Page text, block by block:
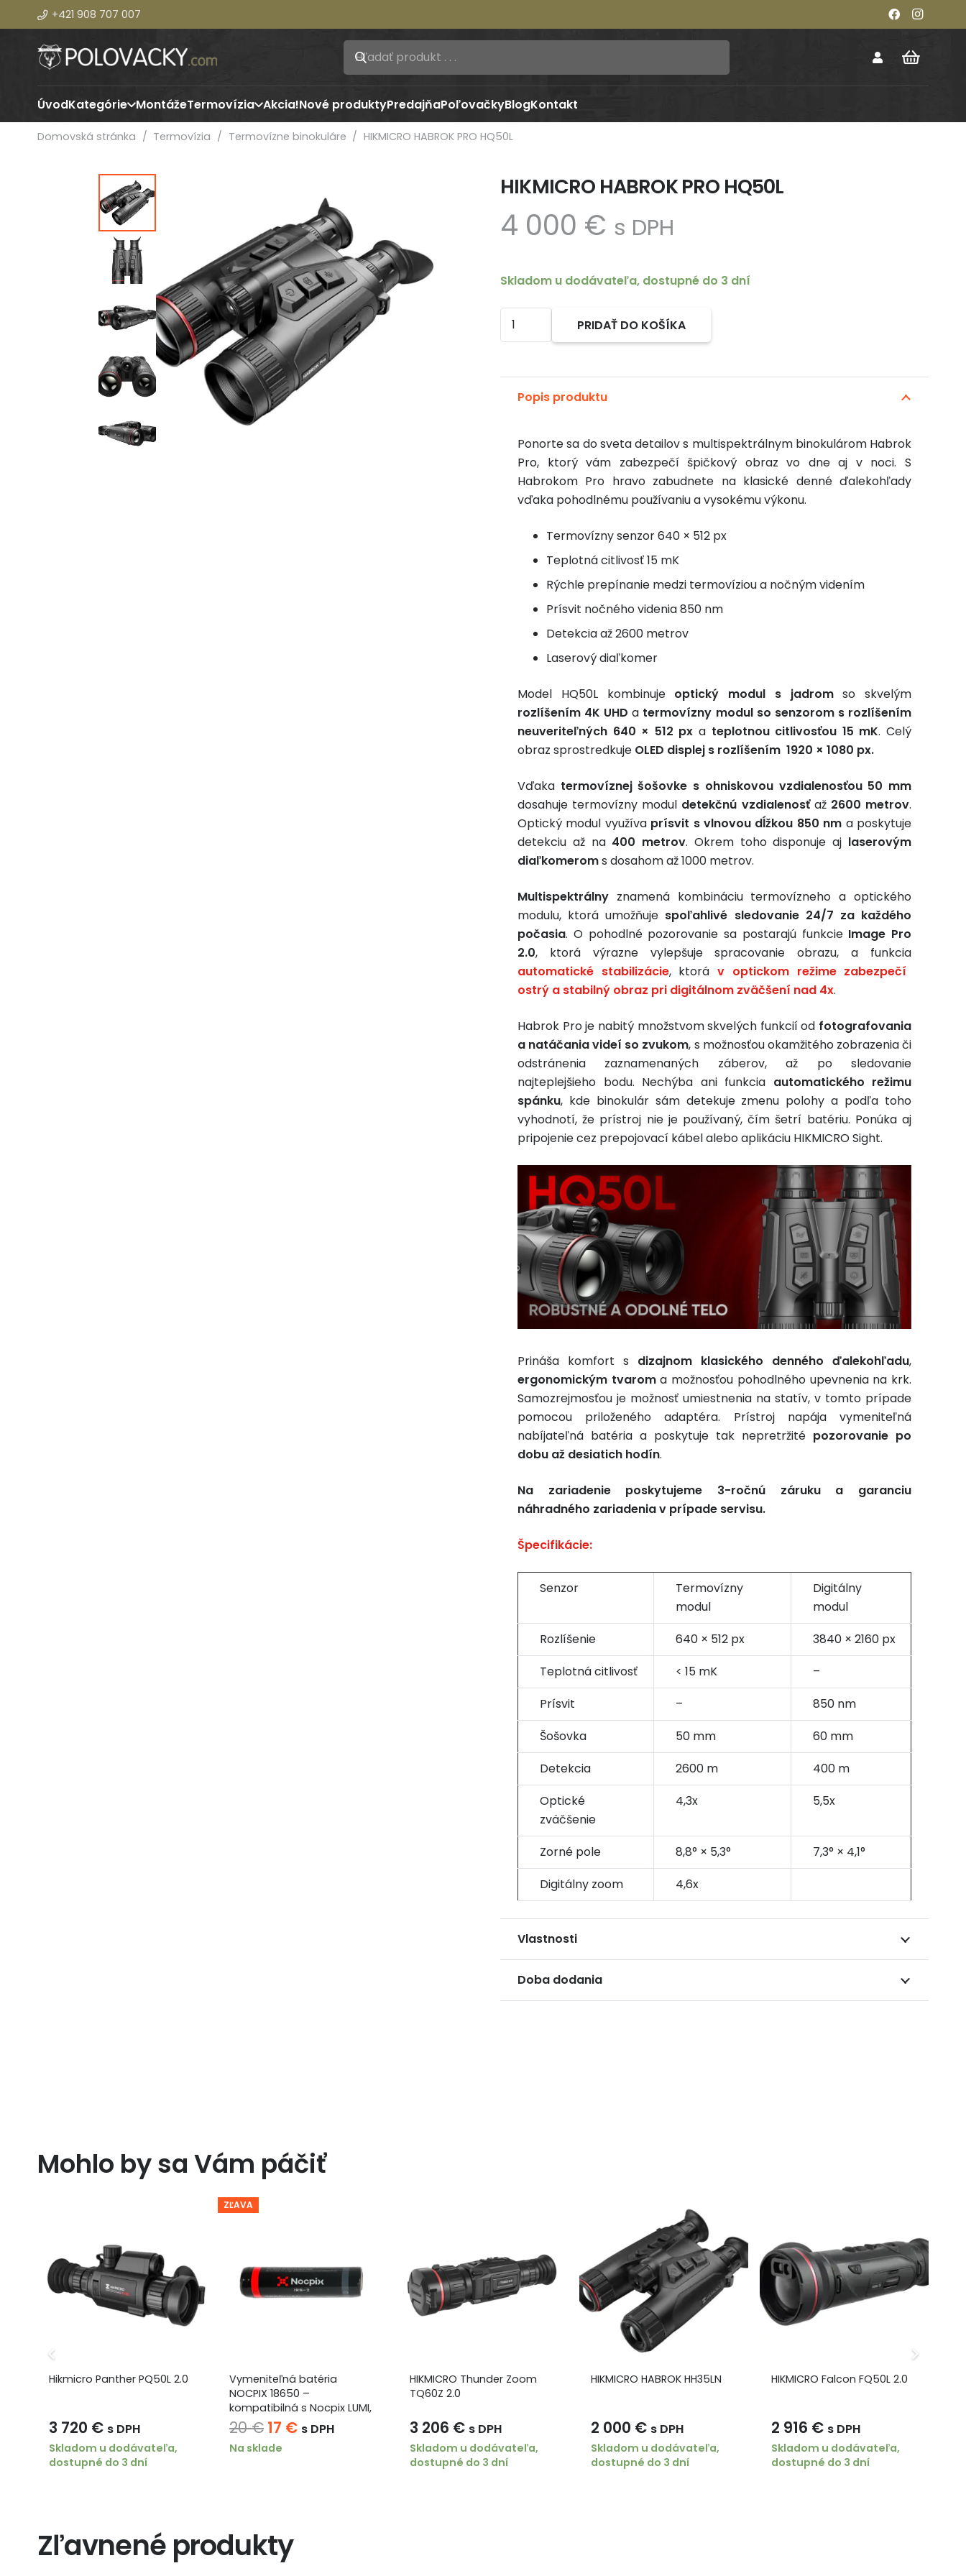
+421 908 707 007
ÚvodKategórie MontážeTermovízia Akcia!Nové produktyPredajňaPoľovačkyBlogKontakt
Domovská stránka / Termovízia / Termovízne binokuláre / HIKMICRO HABROK PRO HQ50L
HIKMICRO HABROK PRO HQ50L
4 000 € s DPH
Skladom u dodávateľa, dostupné do 3 dní
množstvo
HQ50L
PRIDAŤ DO KOŠÍKA
Alternative:
Popis produktu
Ponorte sa do sveta detailov s multispektrálnym binokulárom Habrok
Pro, ktorý vám zabezpečí špičkový obraz vo dne aj v noci. S
Habrokom Pro hravo zabudnete na klasické denné ďalekohľady
vďaka pohodlnému používaniu a vysokému výkonu.
Termovízny senzor 640 × 512 px
Teplotná citlivosť 15 mK
Rýchle prepínanie medzi termovíziou a nočným videním
Prísvit nočného videnia 850 nm
Detekcia až 2600 metrov
Laserový diaľkomer
Model HQ50L kombinuje optický modul s jadromso skvelým
rozlíšením 4K UHD a termovízny modul so senzorom s rozlíšením
neuveriteľných 640 × 512 px a teplotnou citlivosťou 15 mK. Celý
obraz sprostredkuje OLED displej s rozlíšením 1920 × 1080 px.
Vďaka termovíznej šošovke s ohniskovou vzdialenosťou 50 mm
dosahuje termovízny modul detekčnú vzdialenosťaž 2600 metrov.
Optický modul využívaprísvit s vlnovou dĺžkou 850 nm a poskytuje
detekciu až na 400 metrov. Okrem toho disponuje aj laserovým
diaľkomeroms dosahom až 1000 metrov.
Multispektrálny znamená kombináciu termovízneho a optického
modulu, ktorá umožňuje spoľahlivé sledovanie 24/7 za každého
počasia. O pohodlné pozorovanie sa postarajú funkcie Image Pro
2.0, ktorá výrazne vylepšuje spracovanie obrazu, a funkcia
automatické stabilizácie, ktoráv optickom režime zabezpečí
ostrý a stabilný obraz pri digitálnom zväčšení nad 4x.
Habrok Pro je nabitý množstvom skvelých funkcií od fotografovania
a natáčania videí so zvukom, s možnosťou okamžitého zobrazenia či
odstránenia zaznamenaných záberov, až po sledovanie
najteplejšieho bodu. Nechýba ani funkcia automatického režimu
spánku, kde binokulár sám detekuje zmenu polohy a podľa toho
vyhodnotí, že prístroj nie je používaný, čím šetrí batériu. Ponúka aj
pripojenie cez prepojovací kábel alebo aplikáciu HIKMICRO Sight.
Prináša komfort s dizajnom klasického denného ďalekohľadu,
ergonomickým tvaroma možnosťou pohodlného upevnenia na krk.
Samozrejmosťou je možnosť umiestnenia na statív, v tomto prípade
pomocou priloženého adaptéra. Prístroj napája vymeniteľná
nabíjateľná batéria a poskytuje tak nepretržité pozorovanie po
dobu až desiatich hodín.
Na zariadenie poskytujeme 3-ročnú záruku a garanciu
náhradného zariadenia v prípade servisu.
Špecifikácie:
Senzor
Termovízny
modul
Digitálny
modul
Rozlíšenie
640 × 512 px
3840 × 2160 px
Teplotná citlivosť
< 15 mK
–
Prísvit
–
850 nm
Šošovka
50 mm
60 mm
Detekcia
2600 m
400 m
Optické
zväčšenie
4,3x 5,5x
Zorné pole 8,8° × 5,3°
7,3° × 4,1°
Digitálny zoom
4,6x
Vlastnosti
Doba dodania
Mohlo by sa Vám páčiť
Hikmicro Panther PQ50L 2.0
3 720 € s DPH
Skladom u dodávateľa,
dostupné do 3 dní
ZĽAVA
Vymeniteľná batéria
NOCPIX 18650 –
kompatibilná s Nocpix LUMI,
SLIM a ACE
20€ Pôvodná
cena
17 €Aktuálna
s DPH
Na sklade
HIKMICRO Thunder Zoom
TQ60Z 2.0
3 206 € s DPH
Skladom u dodávateľa,
dostupné do 3 dní
HIKMICRO HABROK HH35LN
2 000 € s DPH
Skladom u dodávateľa,
dostupné do 3 dní
HIKMICRO Falcon FQ50L 2.0
2 916 € s DPH
Skladom u dodávateľa,
dostupné do 3 dní
Zľavnené produkty